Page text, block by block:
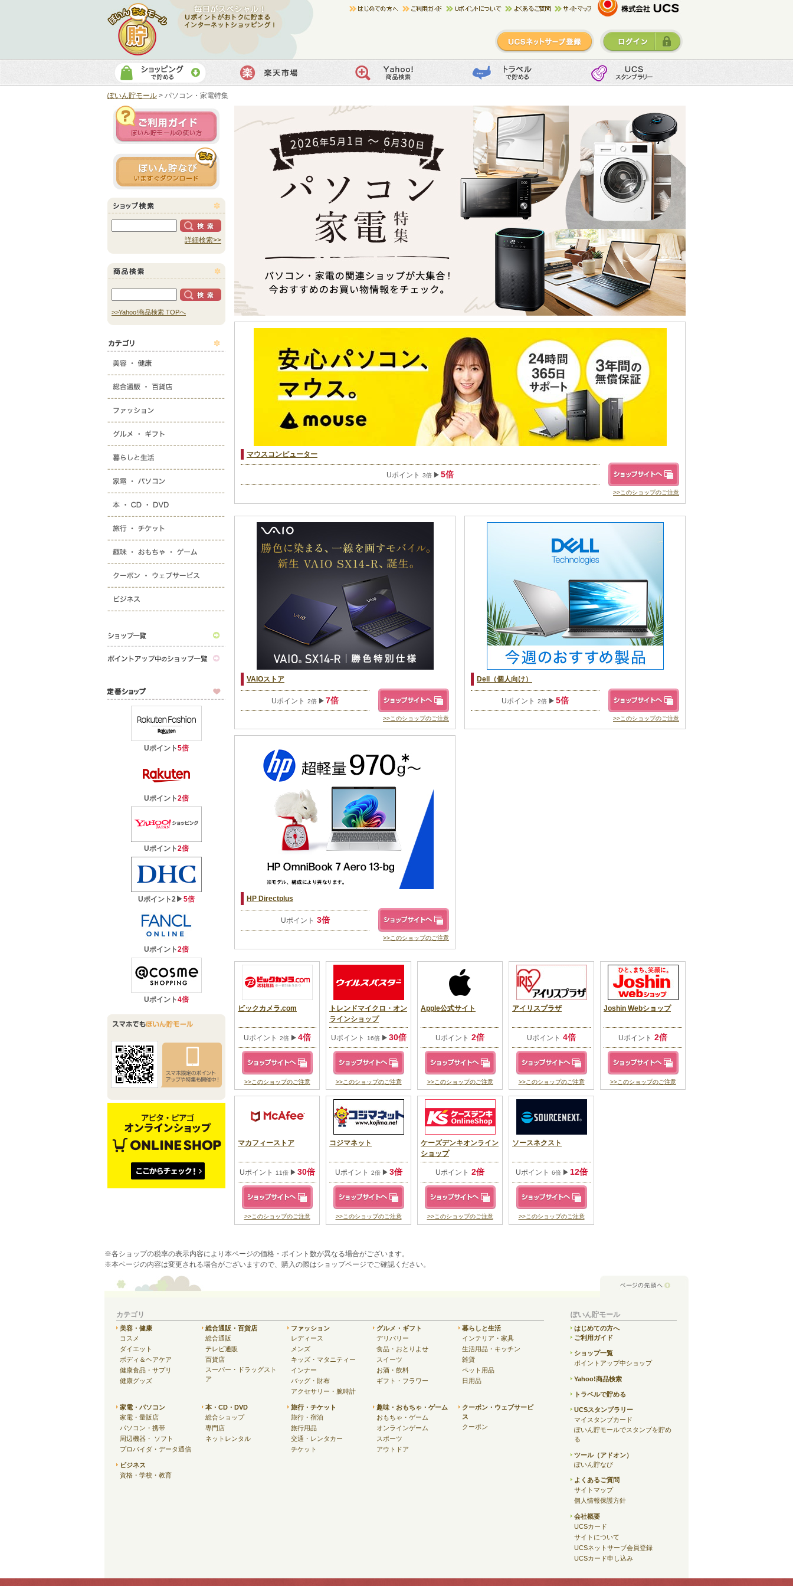
ぽいん貯モール > パソコン・家電特集
詳細検索>>
>>Yahoo!商品検索 TOPへ
Uポイント5倍
Uポイント2倍
Uポイント2倍
Uポイント2▶5倍
Uポイント2倍
Uポイント4倍
マウスコンピューター
Uポイント 3倍 ▶ 5倍
>>このショップのご注意
VAIOストア
Uポイント 2倍 ▶ 7倍
>>このショップのご注意
Dell（個人向け）
Uポイント 2倍 ▶ 5倍
>>このショップのご注意
HP Directplus
Uポイント 3倍
>>このショップのご注意
ビックカメラ.com
Uポイント 2倍 ▶ 4倍
>>このショップのご注意
トレンドマイクロ・オン
ラインショップ
Uポイント 16倍 ▶ 30倍
>>このショップのご注意
Apple公式サイト
Uポイント 2倍
>>このショップのご注意
アイリスプラザ
Uポイント 4倍
>>このショップのご注意
Joshin Webショップ
Uポイント 2倍
>>このショップのご注意
マカフィーストア
Uポイント 11倍 ▶ 30倍
>>このショップのご注意
コジマネット
Uポイント 2倍 ▶ 3倍
>>このショップのご注意
ケーズデンキオンライン
ショップ
Uポイント 2倍
>>このショップのご注意
ソースネクスト
Uポイント 6倍 ▶ 12倍
>>このショップのご注意
※各ショップの税率の表示内容により本ページの価格・ポイント数が異なる場合がございます。
※本ページの内容は変更される場合がございますので、購入の際はショップページでご確認ください。
カテゴリ
美容・健康
コスメ
ダイエット
ボディ＆ヘアケア
健康食品・サプリ
健康グッズ
総合通販・百貨店
総合通販
テレビ通販
百貨店
スーパー・ドラッグスト
ア
ファッション
レディース
メンズ
キッズ・マタニティー
インナー
バッグ・財布
アクセサリー・腕時計
グルメ・ギフト
デリバリー
食品・おとりよせ
スイーツ
お酒・飲料
ギフト・フラワー
暮らしと生活
インテリア・家具
生活用品・キッチン
雑貨
ペット用品
日用品
家電・パソコン
家電・量販店
パソコン・携帯
周辺機器・ ソフト
プロバイダ・データ通信
本・CD・DVD
総合ショップ
専門店
ネットレンタル
旅行・チケット
旅行・宿泊
旅行用品
交通・レンタカー
チケット
趣味・おもちゃ・ゲーム
おもちゃ・ゲーム
オンラインゲーム
スポーツ
アウトドア
クーポン・ウェブサービ
ス
クーポン
ビジネス
資格・学校・教育
ぽいん貯モール
はじめての方へ
ご利用ガイド
ショップ一覧
ポイントアップ中ショップ
Yahoo!商品検索
トラベルで貯める
UCSスタンプラリー
マイスタンプカード
ぽいん貯モールでスタンプを貯め
る
ツール（アドオン）
ぽいん貯なび
よくあるご質問
サイトマップ
個人情報保護方針
会社概要
UCSカード
サイトについて
UCSネットサーブ会員登録
UCSカード申し込み